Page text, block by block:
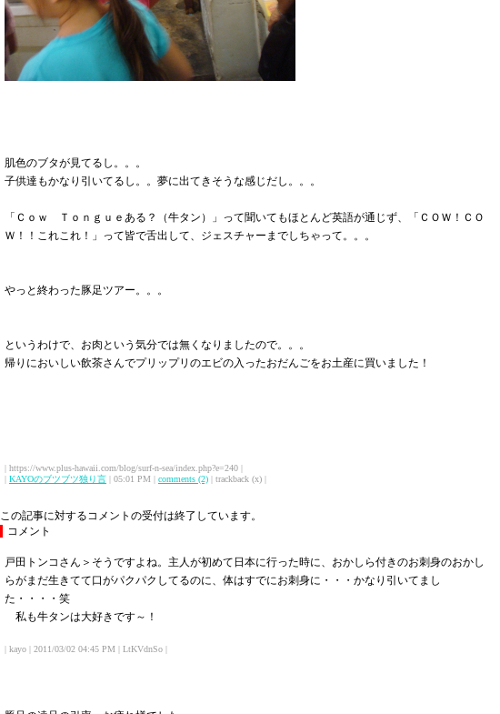
肌色のブタが見てるし。。。
子供達もかなり引いてるし。。夢に出てきそうな感じだし。。。
「Ｃｏｗ Ｔｏｎｇｕｅある？（牛タン）」って聞いてもほとんど英語が通じず、「ＣＯＷ！ＣＯ
Ｗ！！これこれ！」って皆で舌出して、ジェスチャーまでしちゃって。。。
やっと終わった豚足ツアー。。。
というわけで、お肉という気分では無くなりましたので。。。
帰りにおいしい飲茶さんでプリップリのエビの入ったおだんごをお土産に買いました！
| https://www.plus-hawaii.com/blog/surf-n-sea/index.php?e=240 |
| KAYOのブツブツ独り言 | 05:01 PM | comments (2) | trackback (x) |
この記事に対するコメントの受付は終了しています。
コメント
戸田トンコさん＞そうですよね。主人が初めて日本に行った時に、おかしら付きのお刺身のおかし
らがまだ生きてて口がパクパクしてるのに、体はすでにお刺身に・・・かなり引いてまし
た・・・・笑
私も牛タンは大好きです～！
| kayo | 2011/03/02 04:45 PM | LtKVdnSo |